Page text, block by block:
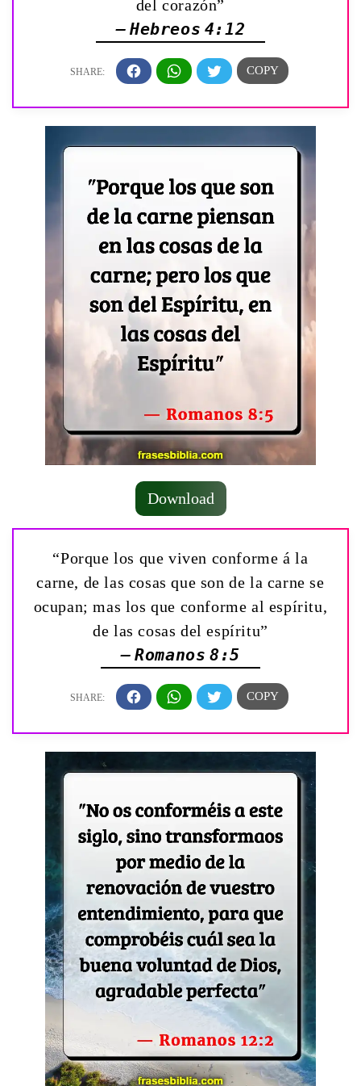
del corazón”
— Hebreos 4:12
Download
“Porque los que viven conforme á la
carne, de las cosas que son de la carne se
ocupan; mas los que conforme al espíritu,
de las cosas del espíritu”
— Romanos 8:5